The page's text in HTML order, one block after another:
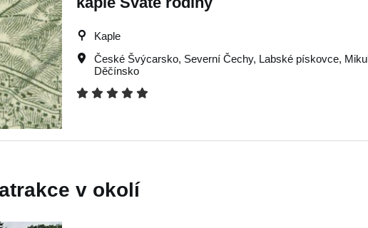
Kaple
České Švýcarsko, Severní Čechy, Labské pískovce,
Děčínsko
v okolí